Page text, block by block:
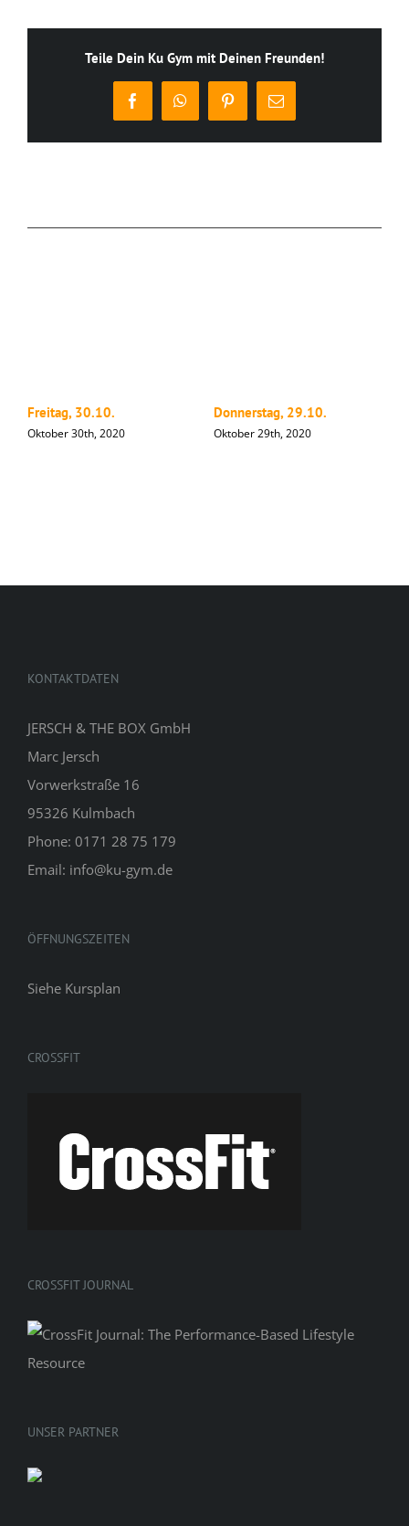
Teile Dein Ku Gym mit Deinen Freunden!
FacebookWhatsAppPinterest
E-
Mail
Freitag, 30.10.
Oktober 30th, 2020
Donnerstag, 29.10.
Oktober 29th, 2020
KONTAKTDATEN
JERSCH & THE BOX GmbH
Marc Jersch
Vorwerkstraße 16
95326 Kulmbach
Phone: 0171 28 75 179
Email: info@ku-gym.de
ÖFFNUNGSZEITEN
Siehe Kursplan
CROSSFIT
CROSSFIT JOURNAL
UNSER PARTNER